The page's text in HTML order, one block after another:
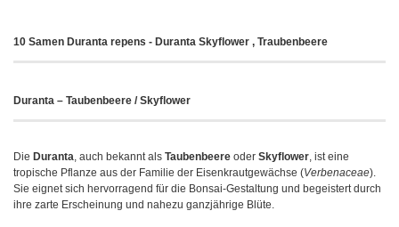
10 Samen Duranta repens - Duranta Skyflower , Traubenbeere
Duranta – Taubenbeere / Skyflower
Die Duranta, auch bekannt als Taubenbeere oder Skyflower, ist eine
tropische Pflanze aus der Familie der Eisenkrautgewächse (Verbenaceae).
Sie eignet sich hervorragend für die Bonsai-Gestaltung und begeistert durch
ihre zarte Erscheinung und nahezu ganzjährige Blüte.